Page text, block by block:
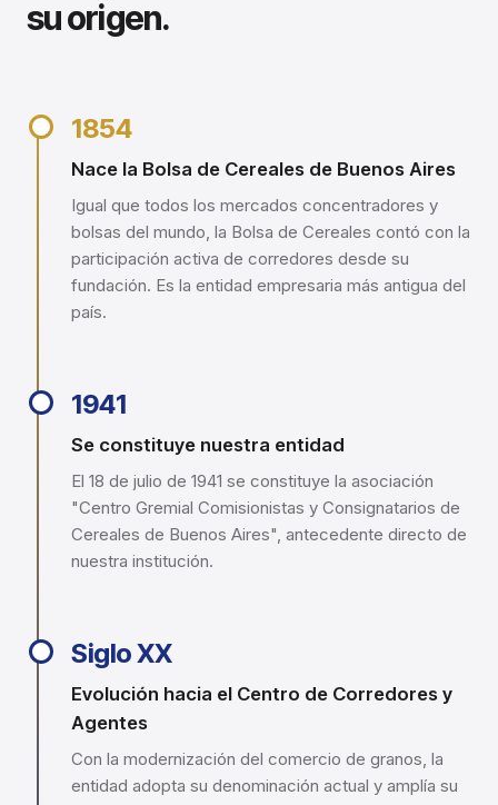
su origen.
1854
Nace la Bolsa de Cereales de Buenos Aires
Igual que todos los mercados concentradores y
bolsas del mundo, la Bolsa de Cereales contó con la
participación activa de corredores desde su
fundación. Es la entidad empresaria más antigua del
país.
1941
Se constituye nuestra entidad
El 18 de julio de 1941 se constituye la asociación
"Centro Gremial Comisionistas y Consignatarios de
Cereales de Buenos Aires", antecedente directo de
nuestra institución.
Siglo XX
Evolución hacia el Centro de Corredores y
Agentes
Con la modernización del comercio de granos, la
entidad adopta su denominación actual y amplía su